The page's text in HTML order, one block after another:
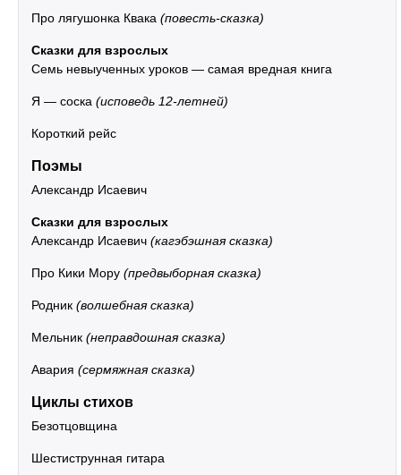
Про лягушонка Квака (повесть-сказка)
Сказки для взрослых
Семь невыученных уроков — самая вредная книга
Я — соска (исповедь 12-летней)
Короткий рейс
Поэмы
Александр Исаевич
Сказки для взрослых
Александр Исаевич (кагэбэшная сказка)
Про Кики Мору (предвыборная сказка)
Родник (волшебная сказка)
Мельник (неправдошная сказка)
Авария (сермяжная сказка)
Циклы стихов
Безотцовщина
Шестиструнная гитара